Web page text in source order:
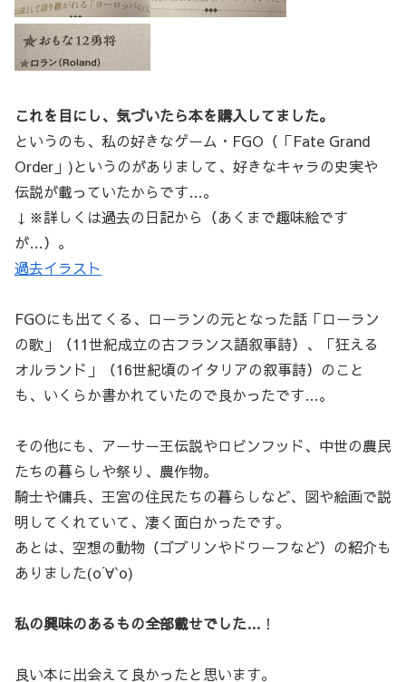
これを目にし、気づいたら本を購入してました。
というのも、私の好きなゲーム・FGO（「Fate Grand
Order」)というのがありまして、好きなキャラの史実や
伝説が載っていたからです…。
↓※詳しくは過去の日記から（あくまで趣味絵です
が…）。
過去イラスト
FGOにも出てくる、ローランの元となった話「ローラン
の歌」（11世紀成立の古フランス語叙事詩）、「狂える
オルランド」（16世紀頃のイタリアの叙事詩）のこと
も、いくらか書かれていたので良かったです…。
その他にも、アーサー王伝説やロビンフッド、中世の農民
たちの暮らしや祭り、農作物。
騎士や傭兵、王宮の住民たちの暮らしなど、図や絵画で説
明してくれていて、凄く面白かったです。
あとは、空想の動物（ゴブリンやドワーフなど）の紹介も
ありました(о´∀`о)
私の興味のあるもの全部載せでした… ！
良い本に出会えて良かったと思います。